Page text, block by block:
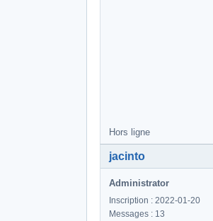
Hors ligne
jacinto
Administrator
Inscription : 2022-01-20
Messages : 13